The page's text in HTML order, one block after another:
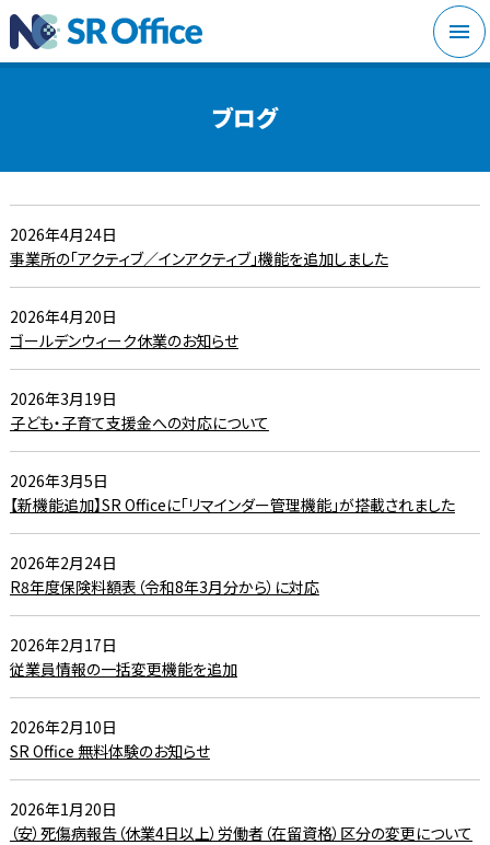
メニ
ブログ
2026年4月24日
事業所の「アクティブ／インアクティブ」機能を追加しました
2026年4月20日
ゴールデンウィーク休業のお知らせ
2026年3月19日
子ども・子育て支援金への対応について
2026年3月5日
【新機能追加】SR Officeに「リマインダー管理機能」が搭載されました
2026年2月24日
R8年度保険料額表（令和8年3月分から）に対応
2026年2月17日
従業員情報の一括変更機能を追加
2026年2月10日
SR Office 無料体験のお知らせ
2026年1月20日
（安）死傷病報告（休業4日以上）労働者（在留資格）区分の変更について